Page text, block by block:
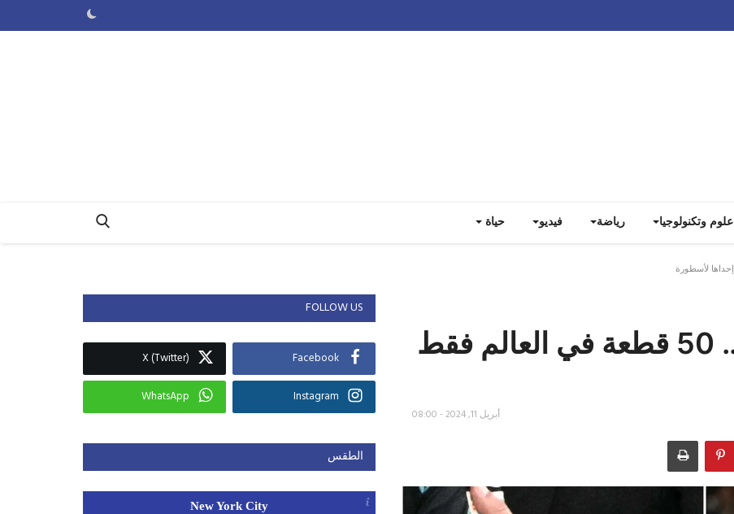
علوم وتكنولوجيا رياضة فيديو حياة
ساعة غوارديولا الخاصة.. 50 قطعة في العالم فقط
أبريل 11, 2024 - 08:00
FOLLOW US
Facebook
X (Twitter)
Instagram
WhatsApp
الطقس
New York City